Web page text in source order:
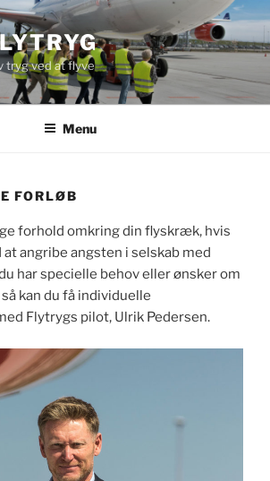
tryg ved at flyve
Menu
FORLØB
forhold omkring din flyskræk, hvis
angribe angsten i selskab med
har specielle behov eller ønsker om
kan du få individuelle
Flytrygs pilot, Ulrik Pedersen.